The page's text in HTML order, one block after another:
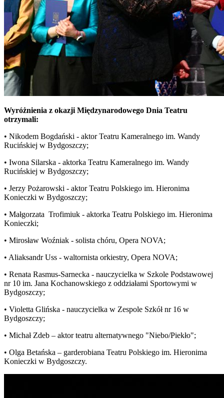
Wyróżnienia z okazji Międzynarodowego Dnia Teatru
otrzymali:
• Nikodem Bogdański - aktor Teatru Kameralnego im. Wandy
Rucińskiej w Bydgoszczy;
• Iwona Silarska - aktorka Teatru Kameralnego im. Wandy
Rucińskiej w Bydgoszczy;
• Jerzy Pożarowski - aktor Teatru Polskiego im. Hieronima
Konieczki w Bydgoszczy;
• Małgorzata Trofimiuk - aktorka Teatru Polskiego im. Hieronima
Konieczki;
• Mirosław Woźniak - solista chóru, Opera NOVA;
• Aliaksandr Uss - waltornista orkiestry, Opera NOVA;
• Renata Rasmus-Sarnecka - nauczycielka w Szkole Podstawowej
nr 10 im. Jana Kochanowskiego z oddziałami Sportowymi w
Bydgoszczy;
• Violetta Glińska - nauczycielka w Zespole Szkół nr 16 w
Bydgoszczy;
• Michał Zdeb – aktor teatru alternatywnego "Niebo/Piekło";
• Olga Betańska – garderobiana Teatru Polskiego im. Hieronima
Konieczki w Bydgoszczy.